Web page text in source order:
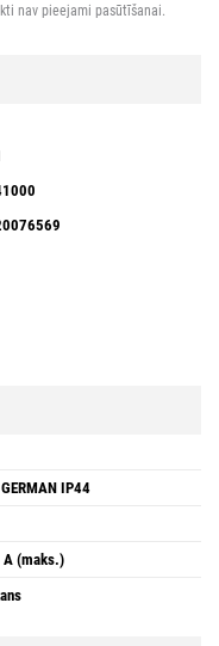
nav pieejami pasūtīšanai.
IP44
(maks.)